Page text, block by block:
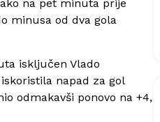
na pet minuta prije
minusa od dva gola
isključen Vlado
napad za gol
odmakavši ponovo na +4,